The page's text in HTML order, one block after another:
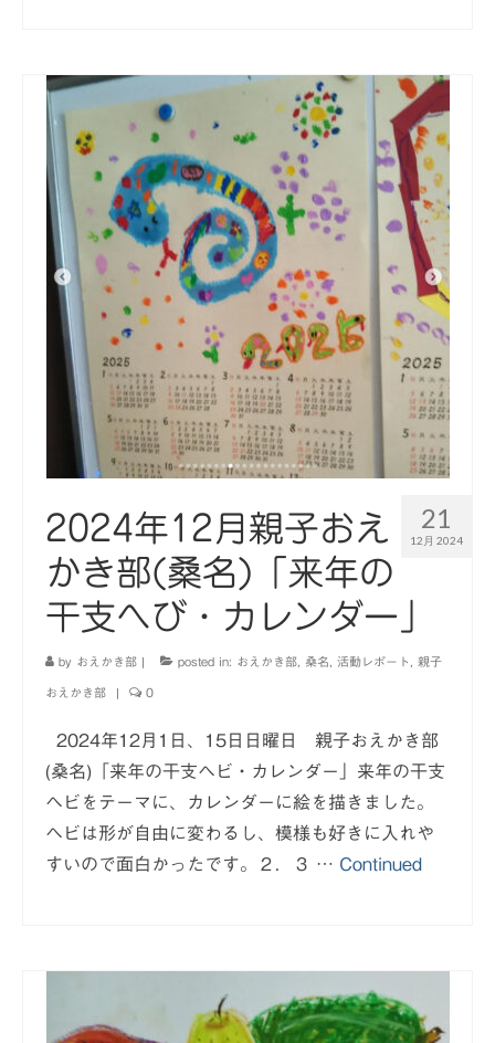
21
12月 2024
2024年12月親子おえ
かき部(桑名)「来年の
干支へび・カレンダー」
by おえかき部 | posted in: おえかき部 桑名 活動レポート 親子
おえかき部 | 0
2024年12月1日、15日日曜日 親子おえかき部
(桑名)「来年の干支ヘビ・カレンダー」来年の干支
ヘビをテーマに、カレンダーに絵を描きました。
ヘビは形が自由に変わるし、模様も好きに入れや
すいので面白かったです。２．３ … Continued